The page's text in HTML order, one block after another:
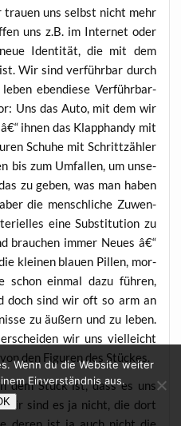
trau­en uns selbst nicht mehr
uns z.B. im Inter­net oder
Iden­ti­tät, die mit dem
Wir sind ver­führ­bar durch
eben­die­se Ver­führ­bar­
Uns das Auto, mit dem wir
ihnen das Klapp­han­dy mit
Schu­he mit Schritt­zäh­ler
bis zum Umfal­len, um unse­
zu geben, was man haben
die mensch­li­che Zuwen­
eine Sub­sti­tu­ti­on zu
brau­chen immer Neu­es â€“
klei­nen blau­en Pil­len, mor­
ein­mal dazu füh­ren,
doch sind wir oft so arm an
zu äußern und zu leben.
wir uns viel­leicht
den Figu­ren des Stückes.
dem Stück ist, dass es uns
sind es ja nicht, die dort
Wenn du die Website weiter
Einverständnis aus.